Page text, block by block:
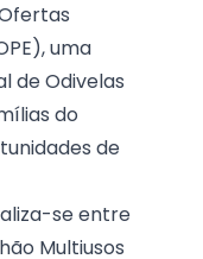
uma
de Odivelas
do
de
se entre
Multiusos